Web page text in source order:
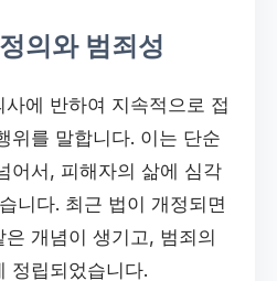
의와 범죄성
에 반하여 지속적으로 접
위를 말합니다. 이는 단순
어서, 피해자의 삶에 심각
니다. 최근 법이 개정되면
은 개념이 생기고, 범죄의
정립되었습니다.